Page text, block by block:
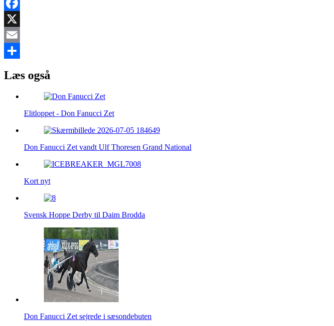
Facebook
X
Email
Læs også
Elitloppet - Don Fanucci Zet
Don Fanucci Zet vandt Ulf Thoresen Grand National
Kort nyt
Svensk Hoppe Derby til Daim Brodda
Don Fanucci Zet sejrede i sæsondebuten